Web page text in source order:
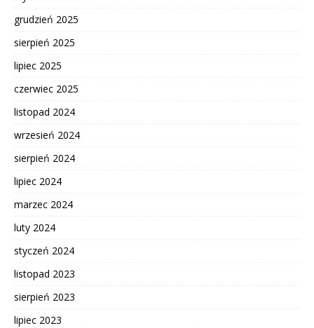
grudzień 2025
sierpień 2025
lipiec 2025
czerwiec 2025
listopad 2024
wrzesień 2024
sierpień 2024
lipiec 2024
marzec 2024
luty 2024
styczeń 2024
listopad 2023
sierpień 2023
lipiec 2023